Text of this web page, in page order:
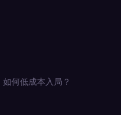
何低成本入局？